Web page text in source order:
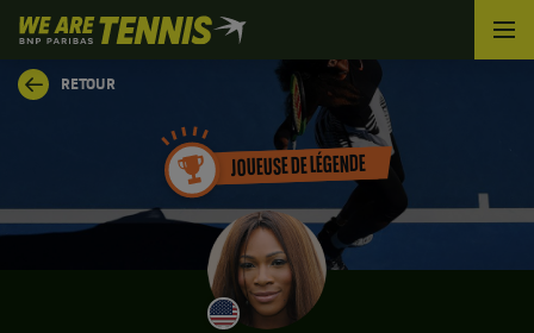
We
are
Tennis
by
RETOUR
JOUEUSE DE LÉGENDE